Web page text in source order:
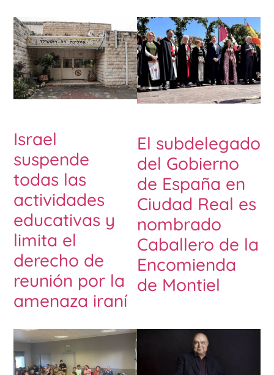
Israel
suspende
todas las
actividades
educativas y
limita el
derecho de
reunión por la
amenaza iraní
El subdelegado
del Gobierno
de España en
Ciudad Real es
nombrado
Caballero de la
Encomienda
de Montiel